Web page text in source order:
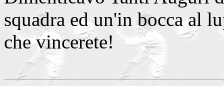
squadra ed un'in bocca al
che vincerete!